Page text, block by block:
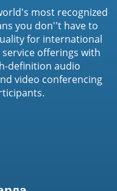
most recognized
you don''t have to
for international
offerings with
definition audio
video conferencing